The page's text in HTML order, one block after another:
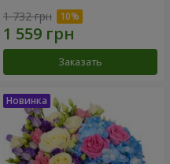
1 732 грн
Заказать